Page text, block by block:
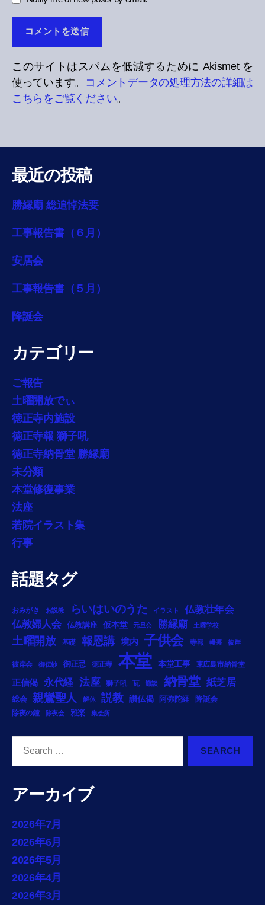
このサイトはスパムを低減するために Akismet を
使っています。 コメントデータの処理方法の詳細は
こちらをご覧ください。
最近の投稿
勝縁廟 総追悼法要
工事報告書（６月）
安居会
工事報告書（５月）
降誕会
カテゴリー
ご報告
土曜開放でぃ
徳正寺内施設
徳正寺報 獅子吼
徳正寺納骨堂 勝縁廟
未分類
本堂修復事業
法座
若院イラスト集
行事
話題タグ
おみがき お説教 らいはいのうた イラスト
仏教壮年会
仏教婦人会
仏教講座 仮本堂 元旦会 勝縁廟 土曜学校
土曜開放 基礎 報恩講 境内 子供会 寺報 幔幕 彼岸
彼岸会 御伝鈔 御正忌 徳正寺 本堂 本堂工事 東広島市納骨堂
正信偈 永代経 法座 獅子吼 瓦 節談 納骨堂 紙芝居
総会 親鸞聖人 解体 説教 讃仏偈 阿弥陀経 降誕会
除夜の鐘 除夜会 雅楽 集会所
アーカイブ
2026年7月
2026年6月
2026年5月
2026年4月
2026年3月